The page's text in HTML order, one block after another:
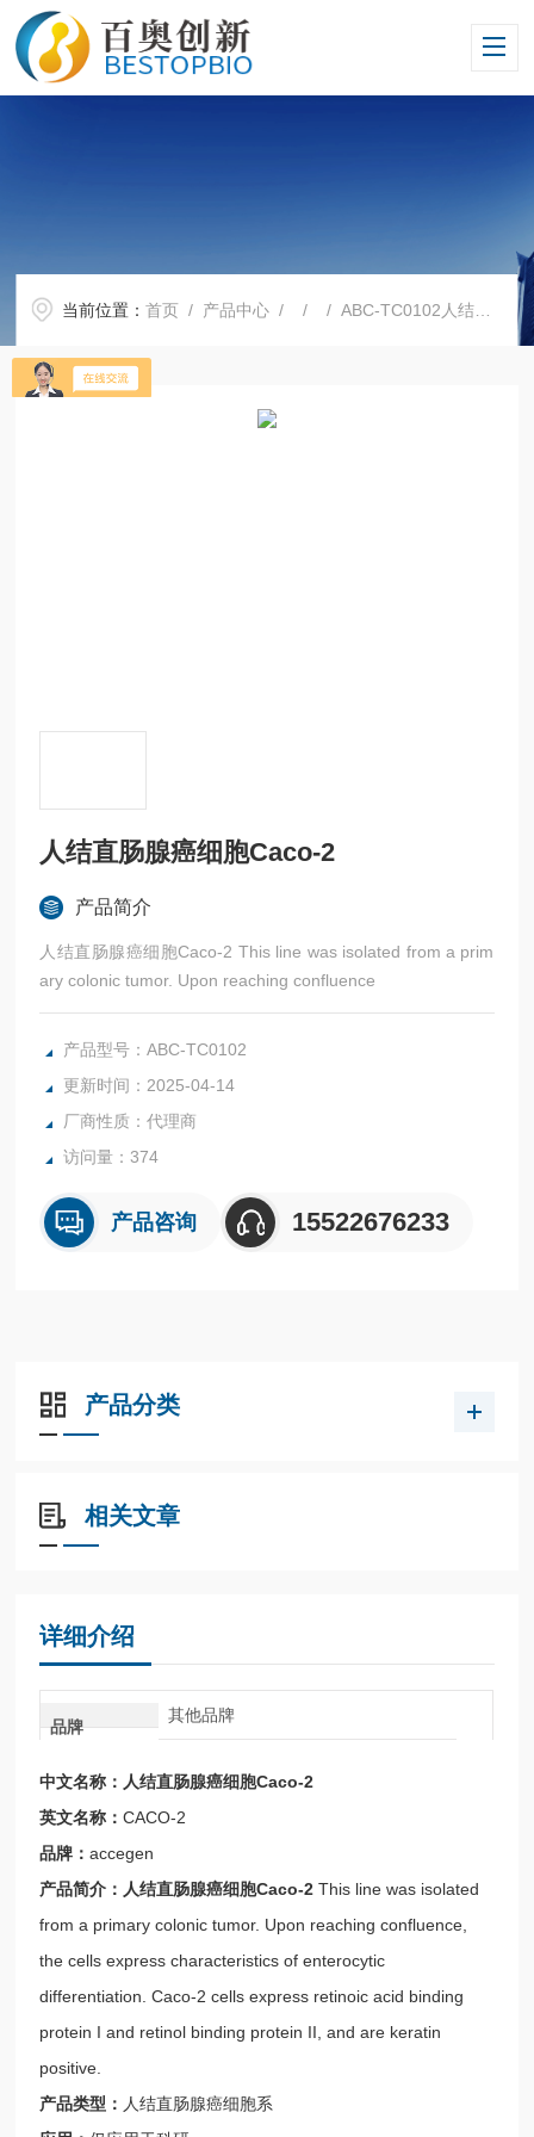
当前位置：首页 / 产品中心 / / / ABC-TC0102人结直肠腺癌细胞Caco-2
人结直肠腺癌细胞Caco-2
产品简介
人结直肠腺癌细胞Caco-2 This line was isolated from a prim
ary colonic tumor. Upon reaching confluence
产品型号：ABC-TC0102
更新时间：2025-04-14
厂商性质：代理商
访问量：374
产品咨询 15522676233
产品分类
相关文章
详细介绍
品牌
其他品牌
中文名称： 人结直肠腺癌细胞Caco-2
英文名称：CACO-2
品牌：accegen
产品简介 ： 人结直肠腺癌细胞Caco-2 This line was isolated
from a primary colonic tumor. Upon reaching confluence,
the cells express characteristics of enterocytic
differentiation. Caco-2 cells express retinoic acid binding
protein I and retinol binding protein II, and are keratin
positive.
产品类型： 人结直肠腺癌细胞系